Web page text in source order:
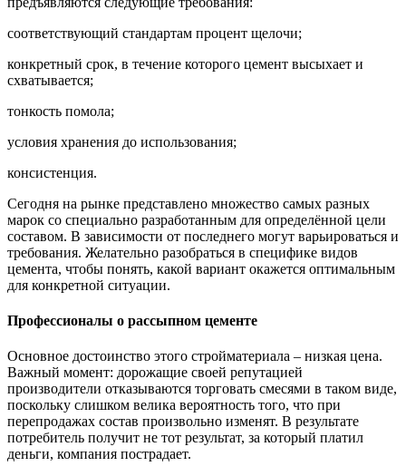
соответствующий стандартам процент щелочи;
конкретный срок, в течение которого цемент высыхает и
схватывается;
тонкость помола;
условия хранения до использования;
консистенция.
Сегодня на рынке представлено множество самых разных
марок со специально разработанным для определённой цели
составом. В зависимости от последнего могут варьироваться и
требования. Желательно разобраться в специфике видов
цемента, чтобы понять, какой вариант окажется оптимальным
для конкретной ситуации.
Профессионалы о рассыпном цементе
Основное достоинство этого стройматериала – низкая цена.
Важный момент: дорожащие своей репутацией
производители отказываются торговать смесями в таком виде,
поскольку слишком велика вероятность того, что при
перепродажах состав произвольно изменят. В результате
потребитель получит не тот результат, за который платил
деньги, компания пострадает.